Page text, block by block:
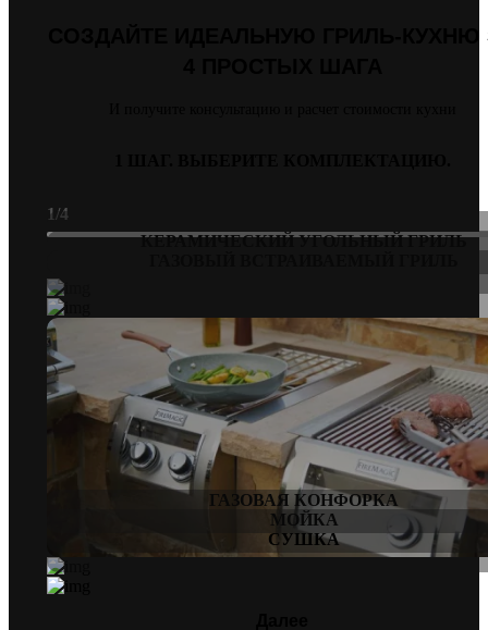
1 /4
КЕРАМИЧЕСКИЙ УГОЛЬНЫЙ ГРИЛЬ
ГАЗОВАЯ КОНФОРКА
МОЙКА
СУШКА